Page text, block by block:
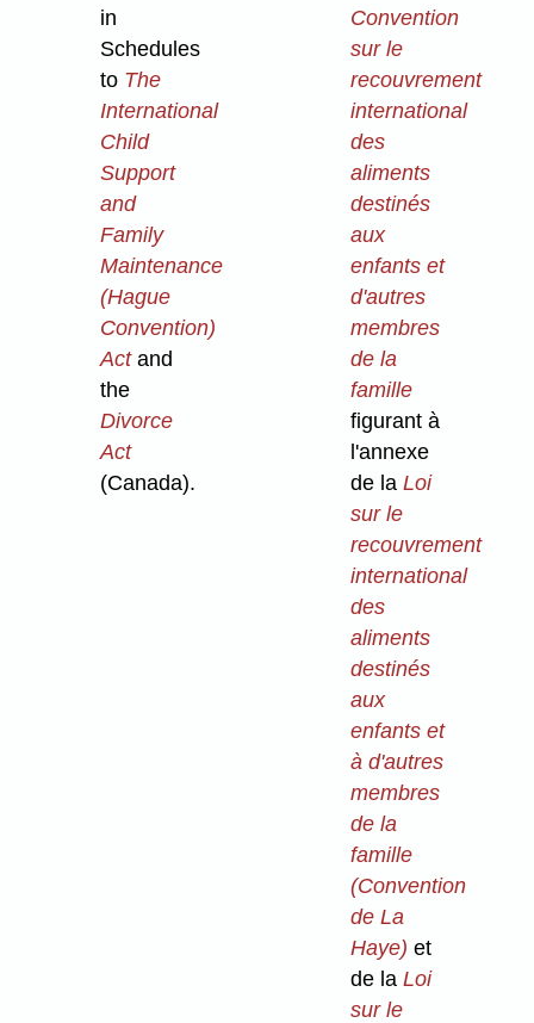
in
Schedules
to The
International
Child
Support
and
Family
Maintenance
(Hague
Convention)
Actand
the
Divorce
Act
(Canada).
Convention
sur le
recouvrement
international
des
aliments
destinés
aux
enfants et
d'autres
membres
de la
famille
figurant à
l'annexe
de laLoi
sur le
recouvrement
international
des
aliments
destinés
aux
enfants et
à d'autres
membres
de la
famille
(Convention
de La
Haye) et
de laLoi
sur le